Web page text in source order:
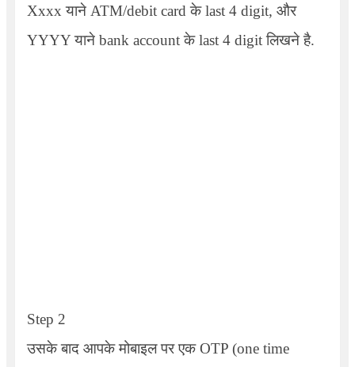
Xxxxयाने ATM/debit cardकेlast 4 digit, और
YYYYयाने bank accountकेlast 4 digitलिखने है.
Step 2
उसके बाद आपके मोबाइल पर एकOTP (one time